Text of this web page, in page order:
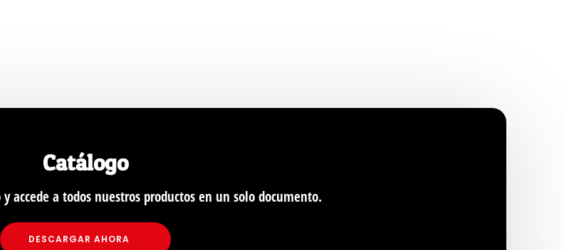
Catálogo
accede a todos nuestros productos en un solo documento.
DESCARGAR AHORA